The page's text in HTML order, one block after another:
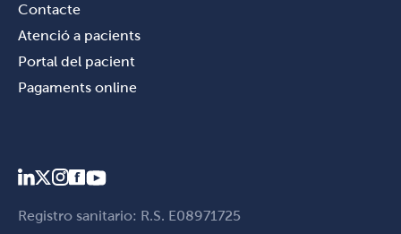
Contacte
Atenció a pacients
Portal del pacient
Pagaments online
Registro sanitario: R.S. E08971725